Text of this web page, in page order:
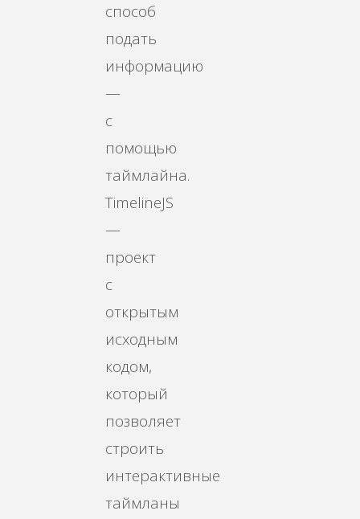
способ
подать
информацию
—
с
помощью
таймлайна.
TimelineJS
—
проект
с
открытым
исходным
кодом,
который
позволяет
строить
интерактивные
таймланы